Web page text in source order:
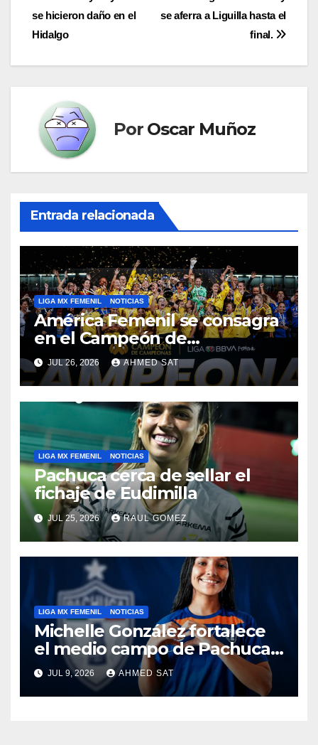
de
entradas
se aferra a Liguilla hasta el
final.
se hicieron daño en el
Hidalgo
Por Oscar Muñoz
Entrada relacionada
LIGA MX FEMENIL NOTICIAS
América Femenil se consagra
en el Campeón de
Campeonas
JUL 26, 2026 AHMED SAT
LIGA MX FEMENIL NOTICIAS
Pachuca cerca de sellar el
fichaje de Eudimilla
JUL 25, 2026 RAUL GOMEZ
LIGA MX FEMENIL NOTICIAS
Michelle González fortalece
el medio campo de Pachuca
Femenil
JUL 9, 2026 AHMED SAT